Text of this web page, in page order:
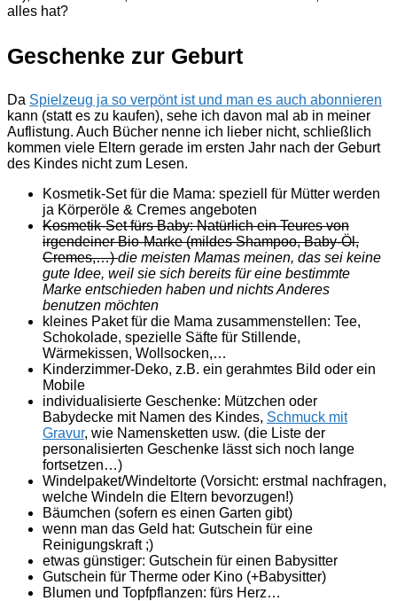
alles hat?
Geschenke zur Geburt
Da Spielzeug ja so verpönt ist und man es auch abonnieren
kann (statt es zu kaufen), sehe ich davon mal ab in meiner
Auflistung. Auch Bücher nenne ich lieber nicht, schließlich
kommen viele Eltern gerade im ersten Jahr nach der Geburt
des Kindes nicht zum Lesen.
Kosmetik-Set für die Mama: speziell für Mütter werden
ja Körperöle & Cremes angeboten
Kosmetik-Set fürs Baby: Natürlich ein Teures von
irgendeiner Bio-Marke (mildes Shampoo, Baby-Öl,
Cremes,…)die meisten Mamas meinen, das sei keine
gute Idee, weil sie sich bereits für eine bestimmte
Marke entschieden haben und nichts Anderes
benutzen möchten
kleines Paket für die Mama zusammenstellen: Tee,
Schokolade, spezielle Säfte für Stillende,
Wärmekissen, Wollsocken,…
Kinderzimmer-Deko, z.B. ein gerahmtes Bild oder ein
Mobile
individualisierte Geschenke: Mützchen oder
Babydecke mit Namen des Kindes, Schmuck mit
Gravur, wie Namensketten usw. (die Liste der
personalisierten Geschenke lässt sich noch lange
fortsetzen…)
Windelpaket/Windeltorte (Vorsicht: erstmal nachfragen,
welche Windeln die Eltern bevorzugen!)
Bäumchen (sofern es einen Garten gibt)
wenn man das Geld hat: Gutschein für eine
Reinigungskraft ;)
etwas günstiger: Gutschein für einen Babysitter
Gutschein für Therme oder Kino (+Babysitter)
Blumen und Topfpflanzen: fürs Herz…